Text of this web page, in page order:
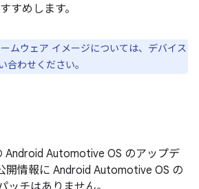
すめします。
ムウェア イメージについては、デバイス
合わせください。
Android Automotive OS のアップデ
開情報に Android Automotive OS の